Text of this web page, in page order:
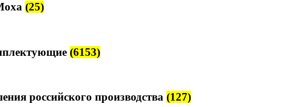
(25)
(6153)
российского производства (127)